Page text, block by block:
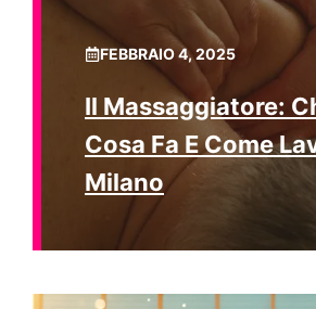
FEBBRAIO 4, 2025
Il Massaggiatore:
Cosa Fa E Come
Milano